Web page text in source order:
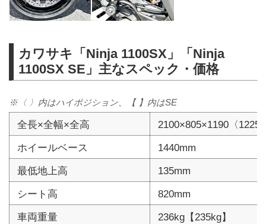
カワサキ「Ninja 1100SX」「Ninja
1100SX SE」主なスペック・価格
全長×全幅×全高
2100×805×1190〈1225
ホイールベース
1440mm
最低地上高
135mm
シート高
820mm
車両重量
236kg【235kg】
※〈 〉内はハイポジション、【 】内はSE